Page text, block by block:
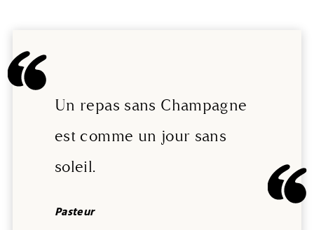
Un repas sans Champagne
est comme un jour sans
soleil.
Pasteur